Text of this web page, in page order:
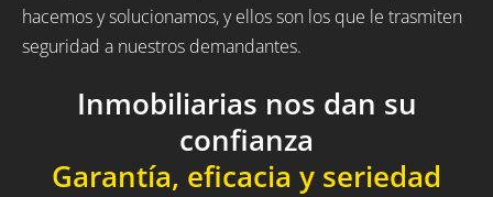
hacemos y solucionamos, y ellos son los que le trasmiten
seguridad a nuestros demandantes.
Inmobiliarias nos dan su
confianza
Garantía, eficacia y seriedad